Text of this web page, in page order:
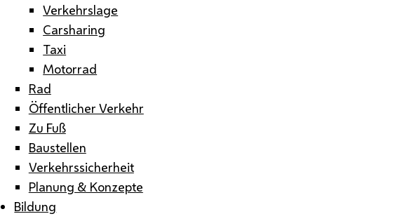
Verkehrslage
Carsharing
Taxi
Motorrad
Rad
Öffentlicher Verkehr
Zu Fuß
Baustellen
Verkehrssicherheit
Planung & Konzepte
Bildung